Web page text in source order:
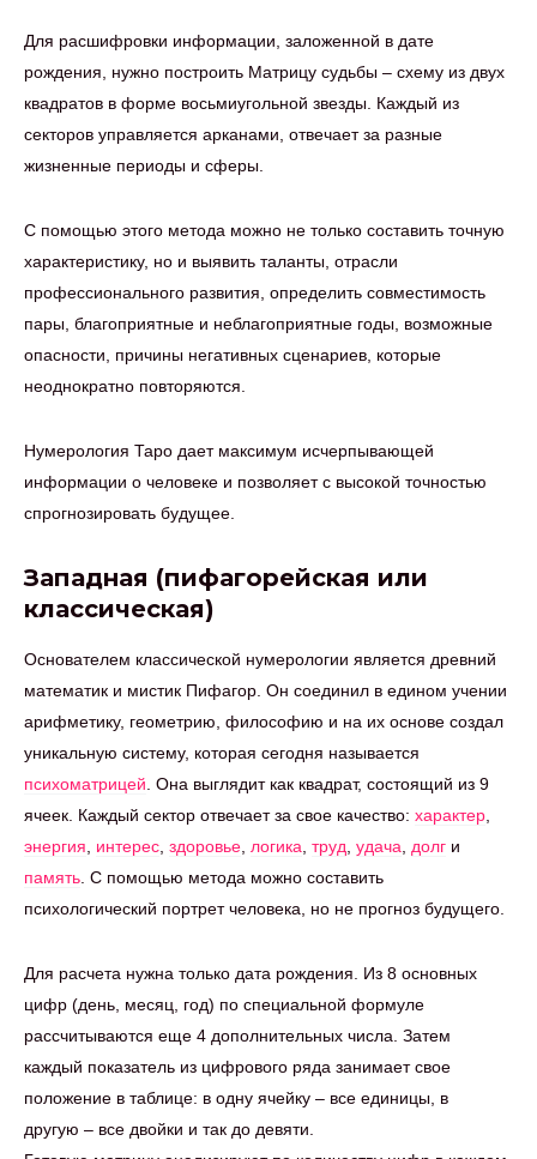
Для расшифровки информации, заложенной в дате
рождения, нужно построить Матрицу судьбы – схему из двух
квадратов в форме восьмиугольной звезды. Каждый из
секторов управляется арканами, отвечает за разные
жизненные периоды и сферы.
С помощью этого метода можно не только составить точную
характеристику, но и выявить таланты, отрасли
профессионального развития, определить совместимость
пары, благоприятные и неблагоприятные годы, возможные
опасности, причины негативных сценариев, которые
неоднократно повторяются.
Нумерология Таро дает максимум исчерпывающей
информации о человеке и позволяет с высокой точностью
спрогнозировать будущее.
Западная (пифагорейская или
классическая)
Основателем классической нумерологии является древний
математик и мистик Пифагор. Он соединил в едином учении
арифметику, геометрию, философию и на их основе создал
уникальную систему, которая сегодня называется
психоматрицей . Она выглядит как квадрат, состоящий из 9
ячеек. Каждый сектор отвечает за свое качество: характер
энергия
интерес здоровье логика труд удача долг и
память . С помощью метода можно составить
психологический портрет человека, но не прогноз будущего.
Для расчета нужна только дата рождения. Из 8 основных
цифр (день, месяц, год) по специальной формуле
рассчитываются еще 4 дополнительных числа. Затем
каждый показатель из цифрового ряда занимает свое
положение в таблице: в одну ячейку – все единицы, в
другую – все двойки и так до девяти.